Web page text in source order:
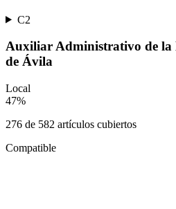
C2
Auxiliar Administrativo de
de Ávila
Local
47%
276 de 582 artículos cubiertos
Compatible